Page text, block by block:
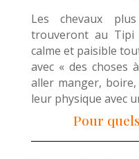
Les chevaux
trouveront au Tipi
calme et paisible
avec « des choses
aller manger,
leur physique avec
Pour